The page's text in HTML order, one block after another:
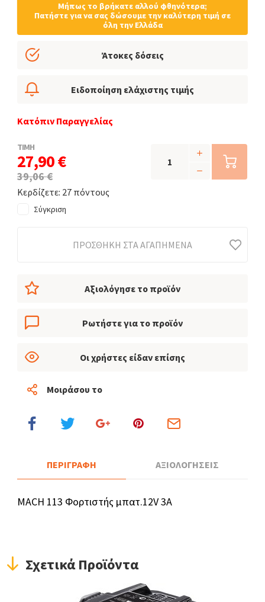
Αξιολόγησε το προϊόν
Ρωτήστε για το προϊόν
Οι χρήστες είδαν επίσης
Μοιράσου το
ΤΙΜΗ
27,90 €
39,06 €
Κερδίζετε: 27 πόντους
Μήπως το βρήκατε αλλού φθηνότερα;
Πατήστε για να σας δώσουμε την καλύτερη τιμή σε
όλη την Ελλάδα
Άτοκες δόσεις
Ειδοποίηση ελάχιστης τιμής
Κατόπιν Παραγγελίας
Σύγκριση
ΠΡΟΣΘΉΚΗ ΣΤΑ ΑΓΑΠΗΜΈΝΑ
ΠΕΡΙΓΡΑΦΗ ΑΞΙΟΛΟΓΗΣΕΙΣ
MACH 113 Φορτιστής μπατ.12V 3Α
Σχετικά Προϊόντα